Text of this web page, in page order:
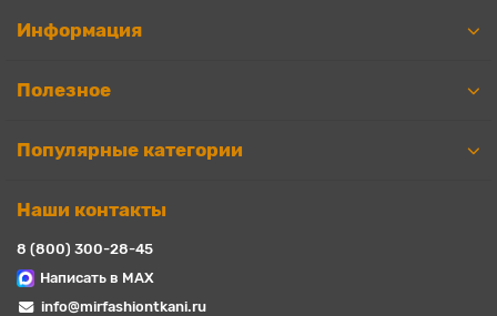
Информация
Полезное
Популярные категории
Наши контакты
8 (800) 300-28-45
Написать в MAX
info@mirfashiontkani.ru